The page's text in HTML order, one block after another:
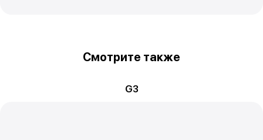
Смотрите также
G3